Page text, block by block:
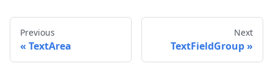
Previous
TextArea
Next
TextFieldGroup